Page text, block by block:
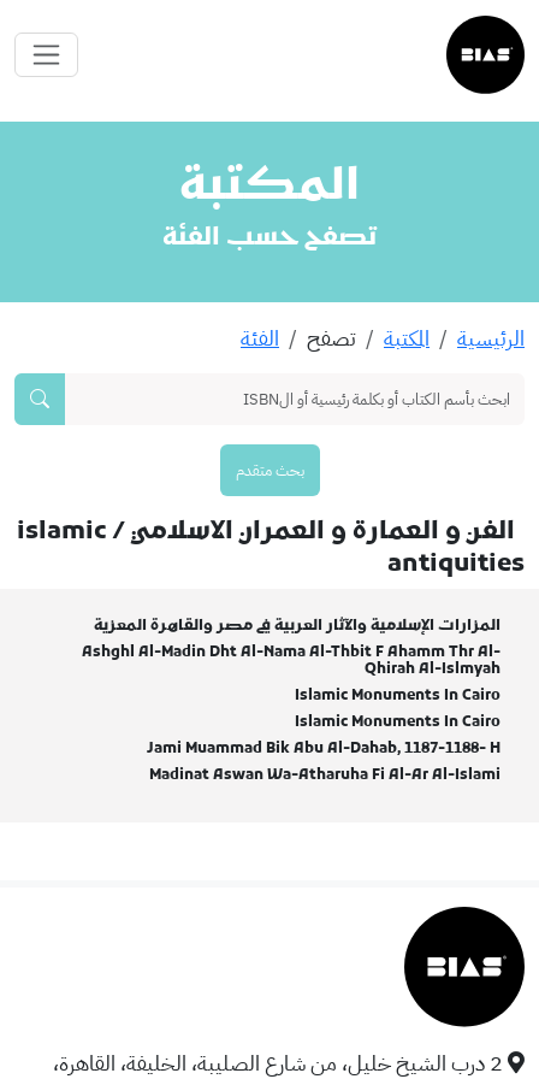
المكتبة
تصفح حسب الفئة
الرئيسية المكتبة تصفح الفئة
بحث متقدم
الفن و العمارة و العمران الاسلامي
/ islamic
antiquities
المزارات الإسلامية والآثار العربية في مصر والقاهرة المعزية
Ashghl Al-Madin Dht Al-Nama Al-Thbit F Ahamm Thr Al-
Qhirah Al-Islmyah
Islamic Monuments In Cairo
Islamic Monuments In Cairo
Jami Muammad Bik Abu Al-Dahab, 1187-1188- H
Madinat Aswan Wa-Atharuha Fi Al-Ar Al-Islami
2 درب الشيخ خليل، من شارع الصليبة، الخليفة، القاهرة،